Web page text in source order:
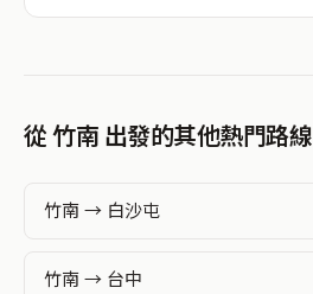
從 竹南 出發的其他熱門路線
竹南 → 白沙屯
竹南 → 台中